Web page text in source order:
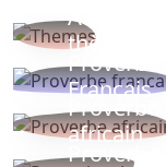
Autres
thèmes
Proverbe
Français
Proverbe
africain
Proverbe